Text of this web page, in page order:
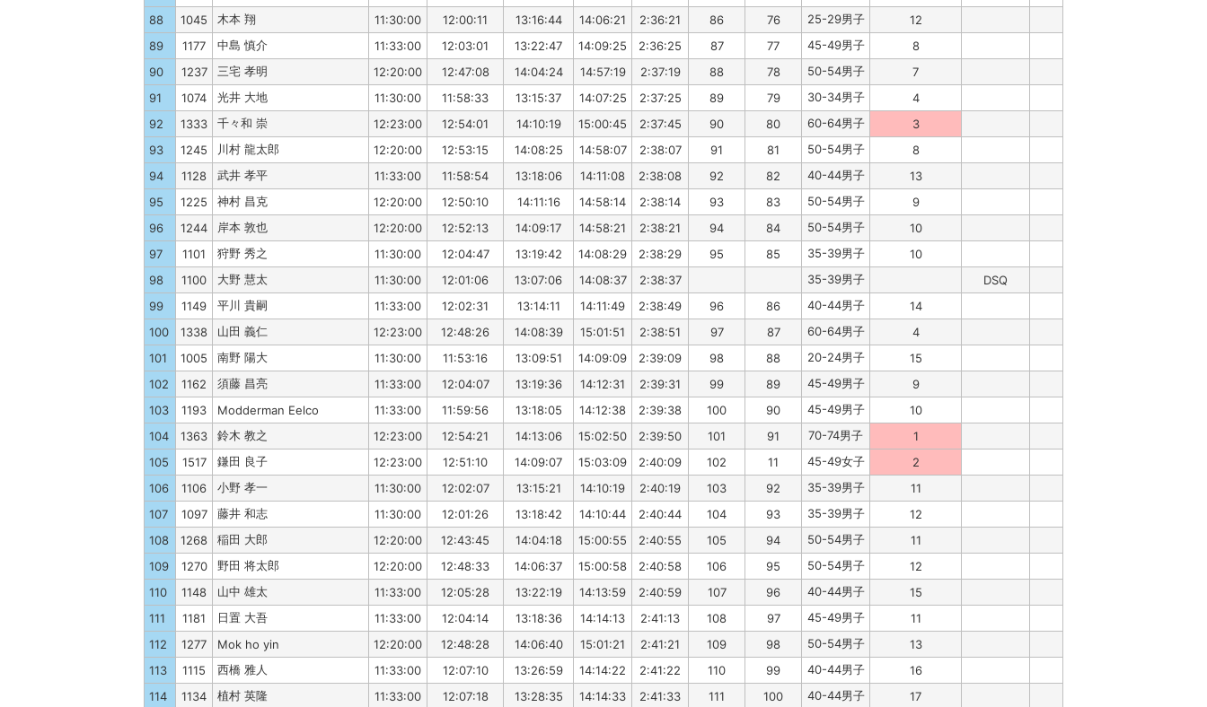
88
1045 木本 翔 11:30:00 12:00:11 13:16:44 14:06:21 2:36:21 86 76 25-29男子
12
89
1177 中島 慎介 11:33:00 12:03:01 13:22:47 14:09:25 2:36:25 87 77 45-49男子
8
90
1237 三宅 孝明 12:20:00 12:47:08 14:04:24 14:57:19 2:37:19 88 78 50-54男子
7
91
1074 光井 大地 11:30:00 11:58:33 13:15:37 14:07:25 2:37:25 89 79 30-34男子
4
92
1333 千々和 崇 12:23:00 12:54:01 14:10:19 15:00:45 2:37:45 90 80 60-64男子
3
93
1245 川村 龍太郎 12:20:00 12:53:15 14:08:25 14:58:07 2:38:07 91 81 50-54男子
8
94
1128 武井 孝平 11:33:00 11:58:54 13:18:06 14:11:08 2:38:08 92 82 40-44男子
13
95
1225 神村 昌克 12:20:00 12:50:10 14:11:16 14:58:14 2:38:14 93 83 50-54男子
9
96
1244 岸本 敦也 12:20:00 12:52:13 14:09:17 14:58:21 2:38:21 94 84 50-54男子
10
97
1101 狩野 秀之 11:30:00 12:04:47 13:19:42 14:08:29 2:38:29 95 85 35-39男子
10
98
1100 大野 慧太 11:30:00 12:01:06 13:07:06 14:08:37 2:38:37 35-39男子
DSQ
99
1149 平川 貴嗣 11:33:00 12:02:31 13:14:11 14:11:49 2:38:49 96 86 40-44男子
14
100
1338 山田 義仁 12:23:00 12:48:26 14:08:39 15:01:51 2:38:51 97 87 60-64男子
4
101
1005 南野 陽大 11:30:00 11:53:16 13:09:51 14:09:09 2:39:09 98 88 20-24男子
15
102
1162 須藤 昌亮 11:33:00 12:04:07 13:19:36 14:12:31 2:39:31 99 89 45-49男子
9
103
1193 Modderman Eelco 11:33:00 11:59:56 13:18:05 14:12:38 2:39:38 100 90 45-49男子
10
104
1363 鈴木 教之 12:23:00 12:54:21 14:13:06 15:02:50 2:39:50 101 91 70-74男子
1
105
1517 鎌田 良子 12:23:00 12:51:10 14:09:07 15:03:09 2:40:09 102 11 45-49女子
2
106
1106 小野 孝一 11:30:00 12:02:07 13:15:21 14:10:19 2:40:19 103 92 35-39男子
11
107
1097 藤井 和志 11:30:00 12:01:26 13:18:42 14:10:44 2:40:44 104 93 35-39男子
12
108
1268 稲田 大郎 12:20:00 12:43:45 14:04:18 15:00:55 2:40:55 105 94 50-54男子
11
109
1270 野田 将太郎 12:20:00 12:48:33 14:06:37 15:00:58 2:40:58 106 95 50-54男子
12
110
1148 山中 雄太 11:33:00 12:05:28 13:22:19 14:13:59 2:40:59 107 96 40-44男子
15
111
1181 日置 大吾 11:33:00 12:04:14 13:18:36 14:14:13 2:41:13 108 97 45-49男子
11
112
1277 Mok ho yin 12:20:00 12:48:28 14:06:40 15:01:21 2:41:21 109 98 50-54男子
13
113
1115 西橋 雅人 11:33:00 12:07:10 13:26:59 14:14:22 2:41:22 110 99 40-44男子
16
114
1134 植村 英隆 11:33:00 12:07:18 13:28:35 14:14:33 2:41:33 111 100 40-44男子 17